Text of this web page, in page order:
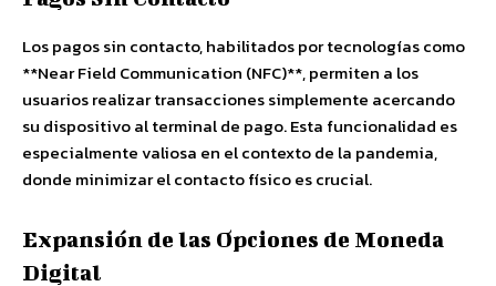
Los pagos sin contacto, habilitados por tecnologías como
**Near Field Communication (NFC)**, permiten a los
usuarios realizar transacciones simplemente acercando
su dispositivo al terminal de pago. Esta funcionalidad es
especialmente valiosa en el contexto de la pandemia,
donde minimizar el contacto físico es crucial.
Expansión de las Opciones de Moneda
Digital